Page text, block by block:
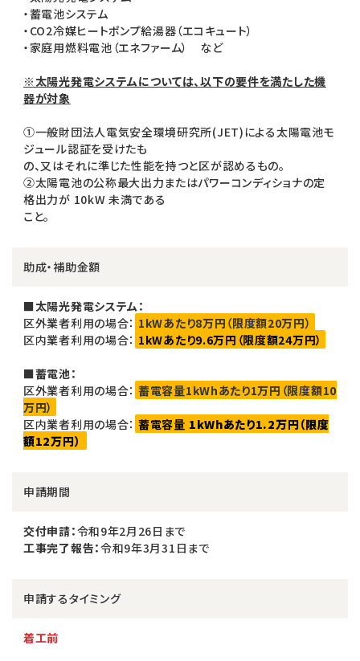
・蓄電池システム
・CO2冷媒ヒートポンプ給湯器（エコキュート）
・家庭用燃料電池（エネファーム） など
※太陽光発電システムについては、以下の要件を満たした機
器が対象
①一般財団法人電気安全環境研究所(JET)による太陽電池モ
ジュール認証を受けたも
の、又はそれに準じた性能を持つと区が認めるもの。
②太陽電池の公称最大出力またはパワーコンディショナの定
格出力が 10kW 未満である
こと。
助成・補助金額
■太陽光発電システム：
区外業者利用の場合： 1kWあたり8万円（限度額20万円）
区内業者利用の場合： 1kWあたり9.6万円（限度額24万円）
■蓄電池：
区外業者利用の場合： 蓄電容量1kWhあたり1万円（限度額10
万円）
区内業者利用の場合： 蓄電容量 1kWhあたり1.2万円（限度
額12万円）
申請期間
交付申請：令和9年2月26日まで
工事完了報告：令和9年3月31日まで
申請するタイミング
着工前